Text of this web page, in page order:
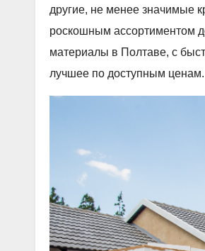
другие, не менее значимые
роскошным ассортиментом
материалы в Полтаве, с
лучшее по доступным ценам.